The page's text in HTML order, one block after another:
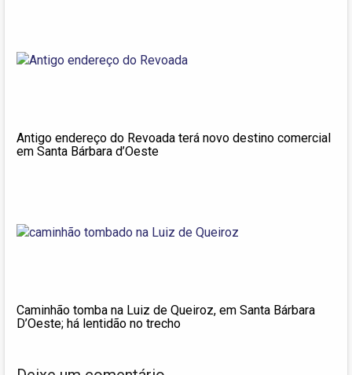
Antigo endereço do Revoada terá novo destino comercial
em Santa Bárbara d’Oeste
Caminhão tomba na Luiz de Queiroz, em Santa Bárbara
D’Oeste; há lentidão no trecho